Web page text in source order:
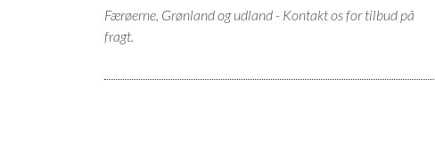
Færøerne, Grønland og udland - Kontakt os for tilbud på
fragt.